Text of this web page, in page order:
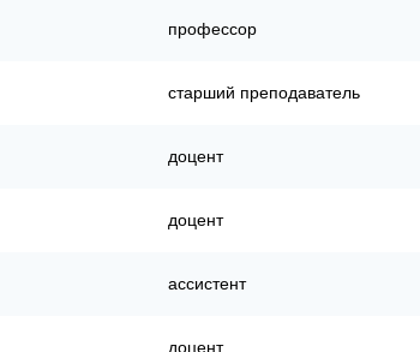
профессор
старший преподаватель
доцент
доцент
ассистент
доцент